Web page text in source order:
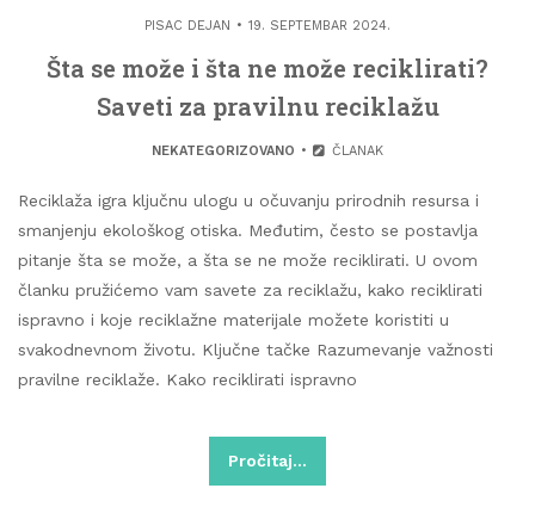
PISAC DEJAN 19. SEPTEMBAR 2024.
Šta se može i šta ne može reciklirati?
Saveti za pravilnu reciklažu
NEKATEGORIZOVANO ČLANAK
Reciklaža igra ključnu ulogu u očuvanju prirodnih resursa i
smanjenju ekološkog otiska. Međutim, često se postavlja
pitanje šta se može, a šta se ne može reciklirati. U ovom
članku pružićemo vam savete za reciklažu, kako reciklirati
ispravno i koje reciklažne materijale možete koristiti u
svakodnevnom životu. Ključne tačke Razumevanje važnosti
pravilne reciklaže. Kako reciklirati ispravno
Pročitaj…